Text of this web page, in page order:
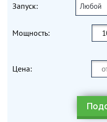
Запуск: Любой
Мощность:
Цена: